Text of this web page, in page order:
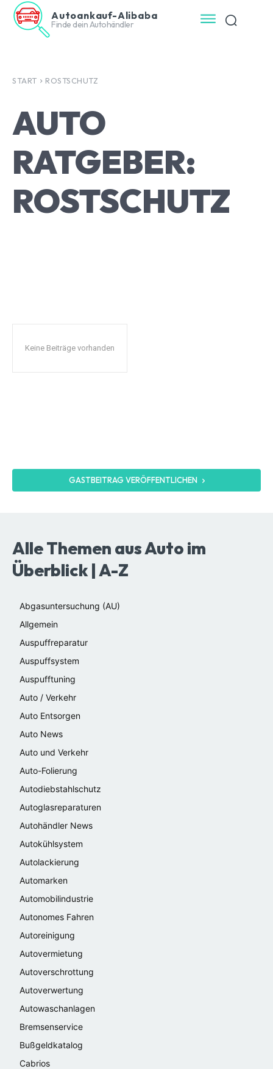
Autoankauf-Alibaba
Finde dein Autohändler
START ROSTSCHUTZ
AUTO
RATGEBER:
ROSTSCHUTZ
Keine Beiträge vorhanden
GASTBEITRAG VERÖFFENTLICHEN
Alle Themen aus Auto im
Überblick | A-Z
Abgasuntersuchung (AU)
Allgemein
Auspuffreparatur
Auspuffsystem
Auspufftuning
Auto / Verkehr
Auto Entsorgen
Auto News
Auto und Verkehr
Auto-Folierung
Autodiebstahlschutz
Autoglasreparaturen
Autohändler News
Autokühlsystem
Autolackierung
Automarken
Automobilindustrie
Autonomes Fahren
Autoreinigung
Autovermietung
Autoverschrottung
Autoverwertung
Autowaschanlagen
Bremsenservice
Bußgeldkatalog
Cabrios